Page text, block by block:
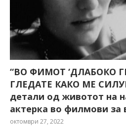
“ВО ФИМОТ ‘ДЛАБОКО
ГЛЕДАТЕ КАКО МЕ
детали од животот на
актерка во филмови за
октомври 27, 2022